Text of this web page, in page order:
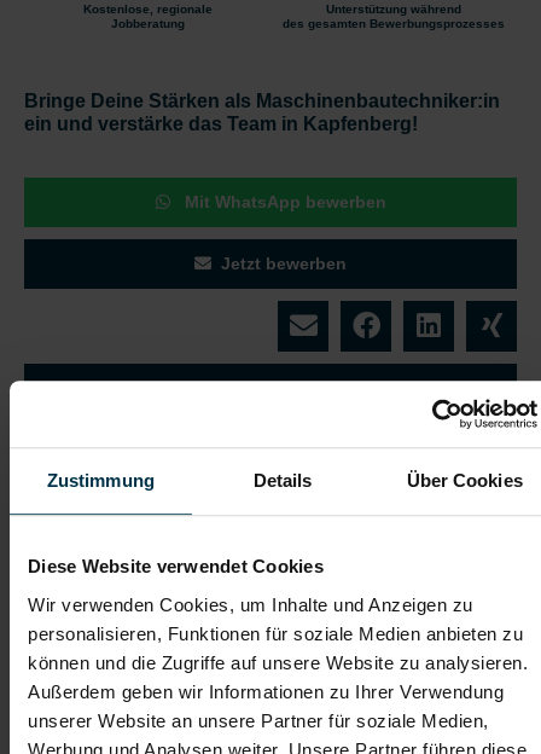
Zustimmung Details Über Cookies
Diese Website verwendet Cookies
Wir verwenden Cookies, um Inhalte und Anzeigen zu
personalisieren, Funktionen für soziale Medien anbieten zu
können und die Zugriffe auf unsere Website zu analysieren.
Außerdem geben wir Informationen zu Ihrer Verwendung
unserer Website an unsere Partner für soziale Medien,
Werbung und Analysen weiter. Unsere Partner führen diese
Kostenlose, regionale
Jobberatung
Unterstützung während
des gesamten Bewerbungsprozesses
Bringe Deine Stärken als Maschinenbautechniker:in
ein und verstärke das Team in Kapfenberg!
Mit WhatsApp bewerben
Jetzt bewerben
Details zu diesem Job anzeigen
Elektriker:in Liezen Vollzeit
Liezen, Steiermark
ab EUR 3.478,51
Vollzeit
2-Schicht
Energie / Pharma